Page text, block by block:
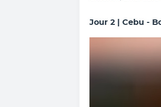
Jour 2 | Cebu -